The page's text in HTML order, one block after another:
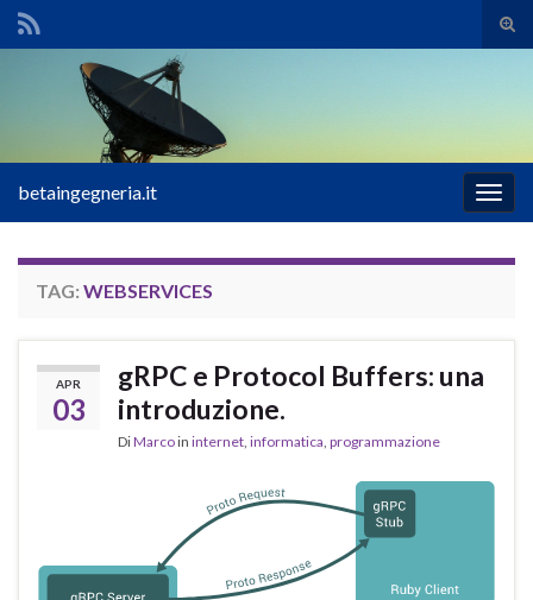
il
Search for:
la
betaingegneria.it
TAG: WEBSERVICES
APR
03
gRPC e Protocol Buffers: una
introduzione.
DiMarcoin internet informatica programmazione